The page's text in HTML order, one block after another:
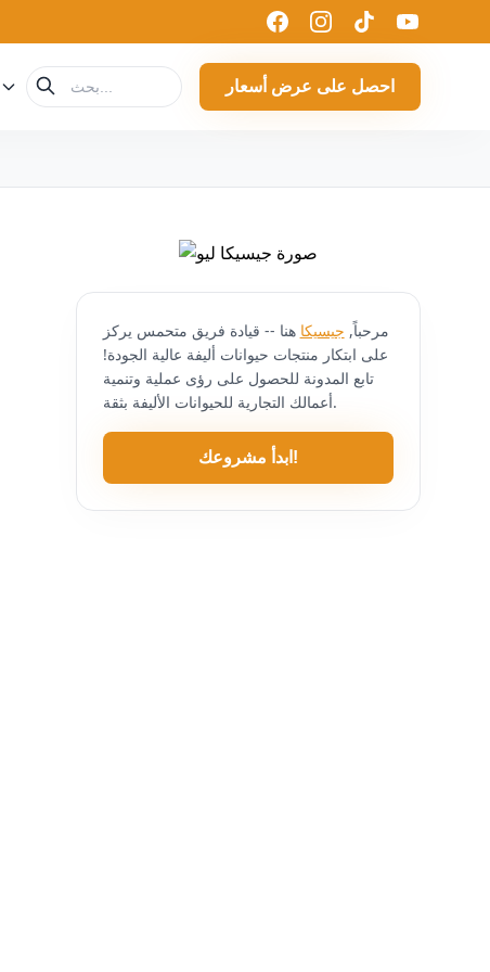
احصل على عرض أسعار
مرحباً, جيسيكا هنا -- قيادة فريق متحمس يركز
على ابتكار منتجات حيوانات أليفة عالية الجودة!
تابع المدونة للحصول على رؤى عملية وتنمية
أعمالك التجارية للحيوانات الأليفة بثقة.
ابدأ مشروعك!